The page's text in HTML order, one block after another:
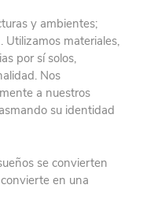
y ambientes;
Utilizamos materiales,
por sí solos,
Nos
a nuestros
su identidad
se convierten
en una